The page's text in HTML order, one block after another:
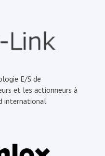
E/S de
et les actionneurs à
international.